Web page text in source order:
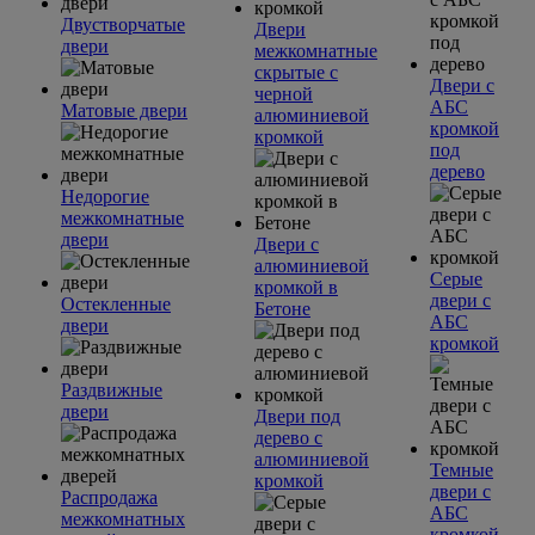
Двустворчатые
двери
Матовые двери
Недорогие
межкомнатные
двери
Остекленные
двери
Раздвижные
двери
Распродажа
межкомнатных
Двери
межкомнатные
скрытые с
черной
алюминиевой
кромкой
Двери с
алюминиевой
кромкой в
Бетоне
Двери под
дерево с
алюминиевой
кромкой
Двери с
АБС
кромкой
под
дерево
Серые
двери с
АБС
кромкой
Темные
двери с
АБС